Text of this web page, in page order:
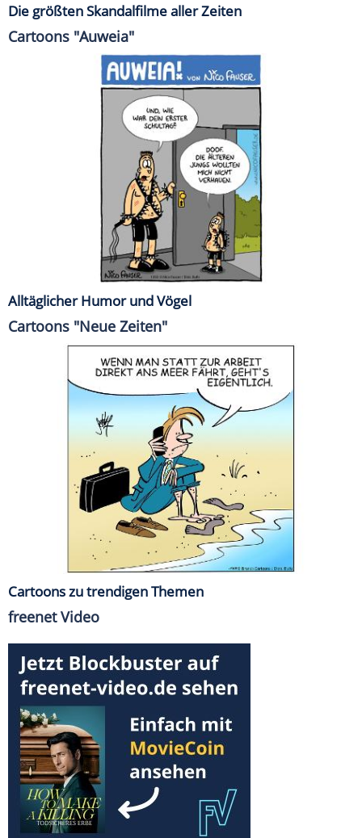
Die größten Skandalfilme aller Zeiten
Cartoons "Auweia"
Alltäglicher Humor und Vögel
Cartoons "Neue Zeiten"
Cartoons zu trendigen Themen
freenet Video